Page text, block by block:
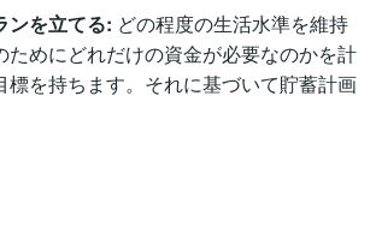
ンを立てる: どの程度の生活水準を維持
ためにどれだけの資金が必要なのかを計
標を持ちます。それに基づいて貯蓄計画